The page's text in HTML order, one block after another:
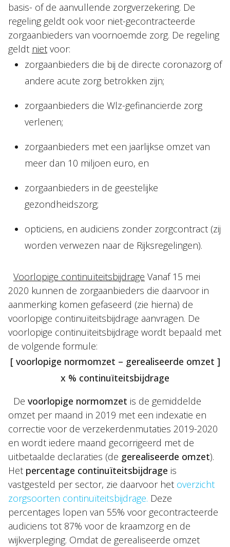
basis- of de aanvullende zorgverzekering. De
regeling geldt ook voor niet-gecontracteerde
zorgaanbieders van voornoemde zorg. De regeling
geldt niet voor:
zorgaanbieders die bij de directe coronazorg of
andere acute zorg betrokken zijn;
zorgaanbieders die Wlz-gefinancierde zorg
verlenen;
zorgaanbieders met een jaarlijkse omzet van
meer dan 10 miljoen euro, en
zorgaanbieders in de geestelijke
gezondheidszorg;
opticiens, en audiciens zonder zorgcontract (zij
worden verwezen naar de Rijksregelingen).
Voorlopige continuïteitsbijdrage Vanaf 15 mei
2020 kunnen de zorgaanbieders die daarvoor in
aanmerking komen gefaseerd (zie hierna) de
voorlopige continuïteitsbijdrage aanvragen. De
voorlopige continuïteitsbijdrage wordt bepaald met
de volgende formule:
[ voorlopige normomzet – gerealiseerde omzet ]
x % continuïteitsbijdrage
De voorlopige normomzet is de gemiddelde
omzet per maand in 2019 met een indexatie en
correctie voor de verzekerdenmutaties 2019-2020
en wordt iedere maand gecorrigeerd met de
uitbetaalde declaraties (de gerealiseerde omzet).
Het percentage continuïteitsbijdrage is
vastgesteld per sector, zie daarvoor het overzicht
zorgsoorten continuïteitsbijdrage. Deze
percentages lopen van 55% voor gecontracteerde
audiciens tot 87% voor de kraamzorg en de
wijkverpleging. Omdat de gerealiseerde omzet